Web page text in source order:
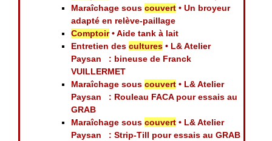
Maraîchage souscouvert • Un broyeur
adapté en relève-paillage
Comptoir• Aide tank à lait
Entretien descultures • L& Atelier
Paysan : bineuse de Franck
VUILLERMET
Maraîchage souscouvert • L& Atelier
Paysan : Rouleau FACA pour essais au
GRAB
Maraîchage souscouvert • L& Atelier
Paysan : Strip-Till pour essais au GRAB